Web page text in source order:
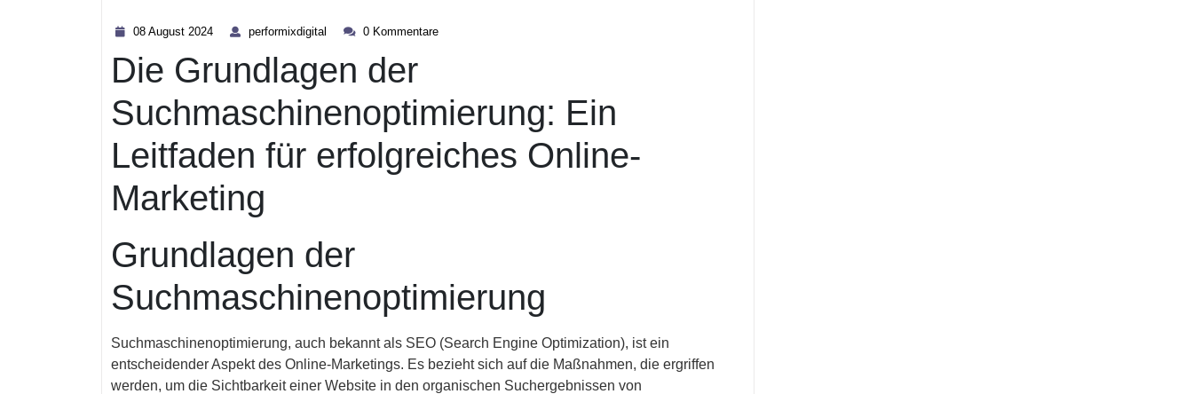
08 August 2024
2024
performixdigital performixdigital
0 Kommentare
Die Grundlagen der
Suchmaschinenoptimierung: Ein
Leitfaden für erfolgreiches Online-
Marketing
Grundlagen der
Suchmaschinenoptimierung
Suchmaschinenoptimierung, auch bekannt als SEO (Search Engine Optimization), ist ein
entscheidender Aspekt des Online-Marketings. Es bezieht sich auf die Maßnahmen, die ergriffen
werden, um die Sichtbarkeit einer Website in den organischen Suchergebnissen von